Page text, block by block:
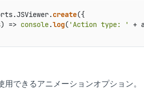
.JSViewer.create
) => console.log( 'Action type: ' +
用できるアニメーションオプション。